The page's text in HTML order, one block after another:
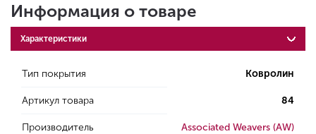
Информация о товаре
Характеристики
Тип покрытия Ковролин
Артикул товара 84
Производитель Associated Weavers (AW)